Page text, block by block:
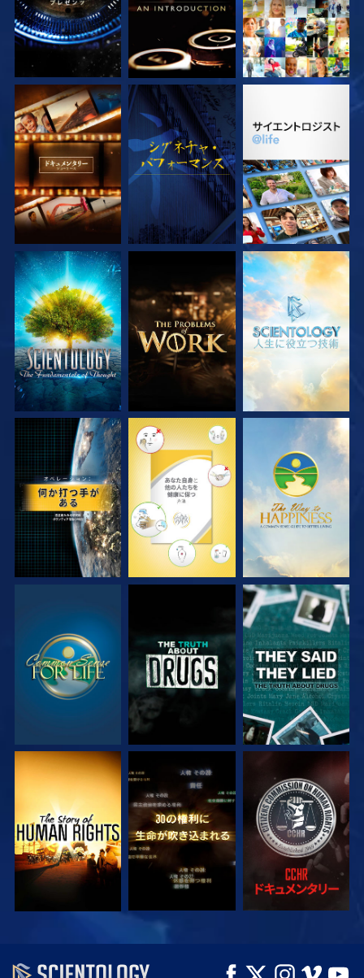
シリーズを探求 観る シリーズを探求
シリーズを探求 シリーズを探求 シリーズを探求
観る 観る 観る
観る 観る 観る
観る 観る 観る
観る シリーズを探求